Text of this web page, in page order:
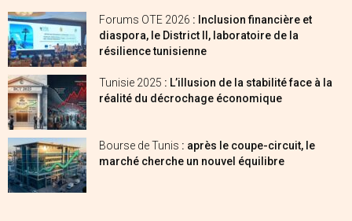
Forums OTE 2026 : Inclusion financière et
diaspora, le District II, laboratoire de la
résilience tunisienne
Tunisie 2025 : L’illusion de la stabilité face à la
réalité du décrochage économique
Bourse de Tunis : après le coupe-circuit, le
marché cherche un nouvel équilibre